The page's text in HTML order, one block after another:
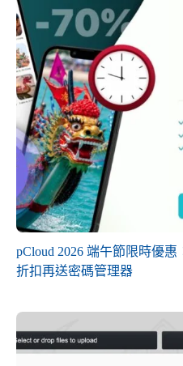
pCloud 2026 端午節限時優
折扣再送密碼管理器